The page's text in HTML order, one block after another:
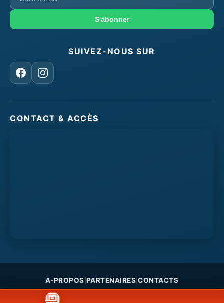
e-
S'abonner
SUIVEZ-NOUS SUR
FacebookInstagram
CONTACT & ACCÈS
A-PROPOS PARTENAIRES |CONTACTS